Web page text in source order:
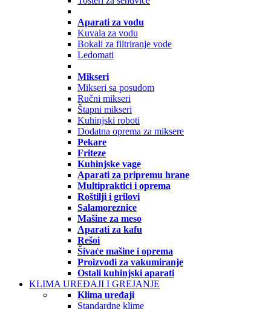
Aparati za vodu
Kuvala za vodu
Bokali za filtriranje vode
Ledomati
Mikseri
Mikseri sa posudom
Ručni mikseri
Štapni mikseri
Kuhinjski roboti
Dodatna oprema za miksere
Pekare
Friteze
Kuhinjske vage
Aparati za pripremu hrane
Multipraktici i oprema
Roštilji i grilovi
Salamoreznice
Mašine za meso
Aparati za kafu
Rešoi
Šivaće mašine i oprema
Proizvodi za vakumiranje
Ostali kuhinjski aparati
KLIMA UREĐAJI I GREJANJE
Klima uređaji
Standardne klime